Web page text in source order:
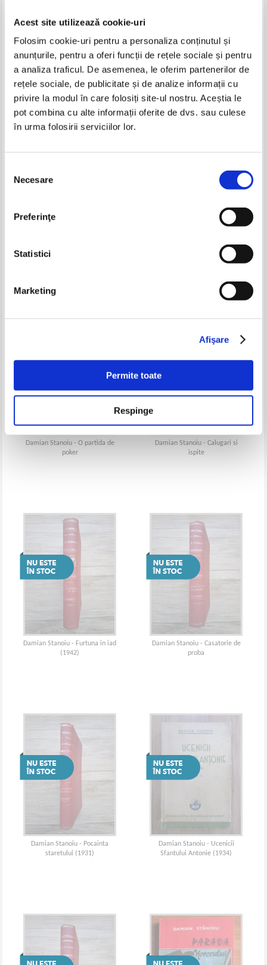
Acest site utilizează cookie-uri
Folosim cookie-uri pentru a personaliza conținutul și
anunțurile, pentru a oferi funcții de rețele sociale și pentru
a analiza traficul. De asemenea, le oferim partenerilor de
rețele sociale, de publicitate și de analize informații cu
privire la modul în care folosiți site-ul nostru. Aceștia le
pot combina cu alte informații oferite de dvs. sau culese
în urma folosirii serviciilor lor.
consimțământului
Necesare
Preferinţe
Statistici
Marketing
Afişare
Permite toate
Respinge
Damian Stanoiu - Cartea
pusnicilor. Ucenicii Sfantului
Antonie, duhovnicul maicilor,
dragoste si smerenie (volumul
1)
Damian Stanoiu - O partida de
poker (1943)
pusnicilor (volumul 2)
Damian Stanoiu - O partida de
poker
Damian Stanoiu - Calugari si
ispite
Damian Stanoiu - Furtuna in iad
(1942)
Damian Stanoiu - Casatorie de
proba
Damian Stanoiu - Pocainta
staretului (1931)
Damian Stanoiu - Ucenicii
Sfantului Antonie (1934)